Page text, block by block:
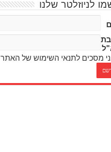
לניוזלטר שלנו
מסכים לתנאי השימוש של האתר